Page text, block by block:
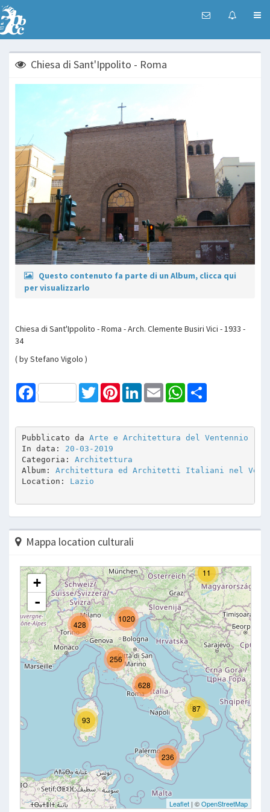
Chiesa di Sant'Ippolito - Roma
Questo contenuto fa parte di un Album, clicca qui
per visualizzarlo
Chiesa di Sant'Ippolito - Roma - Arch. Clemente Busiri Vici - 1933 -
34
( by Stefano Vigolo )
Facebook TwitterPinterestLinkedInEmail WhatsApp
Pubblicato da Arte e Architettura del Ventennio
In data: 20-03-2019
Categoria: Architettura
Album: Architettura ed Architetti Italiani nel
Location: Lazio
Mappa location culturali